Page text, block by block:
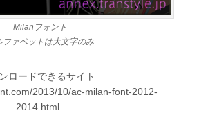
Milanフォント
ファベットは大文字のみ
ロードできるサイト
2013/10/ac-milan-font-2012-
2014.html